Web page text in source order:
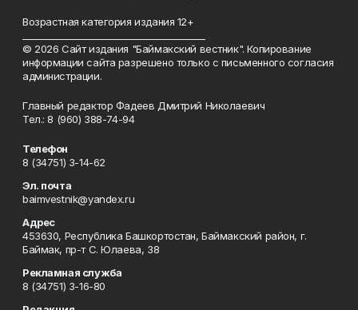
Возрастная категория издания 12+
© 2026 Сайт издания "Баймакский вестник". Копирование
информации сайта разрешено только с письменного согласия
администрации.
Главный редактор Фадеев Дмитрий Николаевич
Тел.: 8 (960) 388-74-94
Телефон
8 (34751) 3-14-62
Эл. почта
baimvestnik@yandex.ru
Адрес
453630, Республика Башкортостан, Баймакский район, г.
Баймак, пр-т С. Юлаева, 38
Рекламная служба
8 (34751) 3-16-80